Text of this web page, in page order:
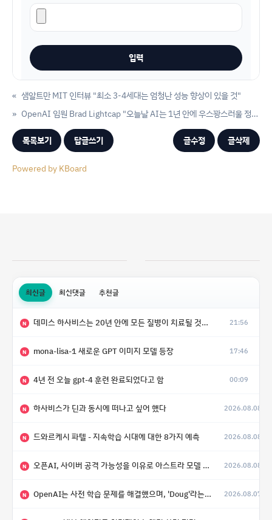
« 샘알트만 MIT 인터뷰 "최소 3-4세대는 엄청난 성능 향상이 있을 것"
OpenAI 임원 Brad Lightcap "오늘날 AI는 1년 안에 우스꽝스러울 정도로 나쁠것"
»
목록보기 답글쓰기 글수정 글삭제
Powered by KBoard
최신글 최신댓글 추천글
N 데미스 하사비스는 20년 안에 모든 질병이 치료될 것으로 예상한다. 21:56
N mona-lisa-1 새로운 GPT 이미지 모델 등장 17:46
N 4년 전 오늘 gpt-4 훈련 완료되었다고 함 00:09
N 하사비스가 딘과 동시에 떠나고 싶어 했다 2026.08.08
N 드와르케시 파텔 - 지속학습 시대에 대한 8가지 예측 2026.08.08
N 오픈AI, 사이버 공격 가능성을 이유로 아스트라 모델 출시 연기 2026.08.08
N OpenAI는 사전 학습 문제를 해결했으며, 'Doug'라는 코드명을 가진 훨씬 더 큰 모델을 활발히 개발 중 2026.08.07